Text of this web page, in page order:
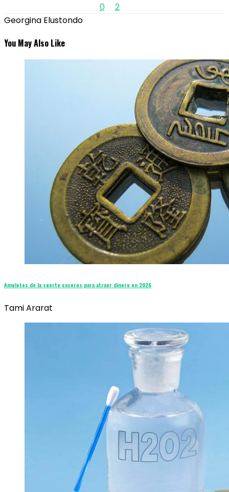
0
2
Georgina Elustondo
You May Also Like
Amuletos de la suerte caseros para atraer dinero en 2026
Tami Ararat